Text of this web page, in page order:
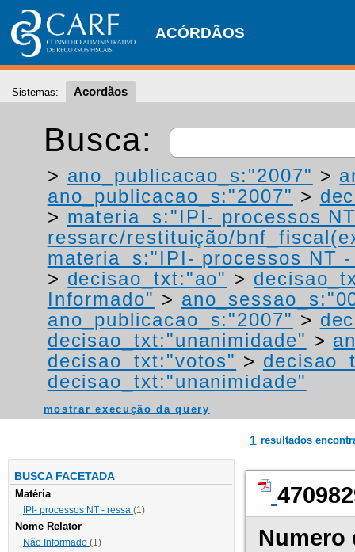
ACÓRDÃOS
Sistemas: Acordãos
Busca:
> ano_publicacao_s:"2007" >
ano_publicacao_s:"2007" >
> materia_s:"IPI- processos
ressarc/restituição/
materia_s:"IPI- processos NT
> decisao_txt:"ao" >
Informado" >
ano_publicacao_s:"2007" >
decisao_txt:"unanimidade" >
decisao_txt:"votos" >
decisao_txt:"unanimidade"
mostrar execução da query
BUSCA FACETADA
Matéria
IPI- processos NT - ressa (1)
Nome Relator
Não Informado (1)
1 resultados
Numero